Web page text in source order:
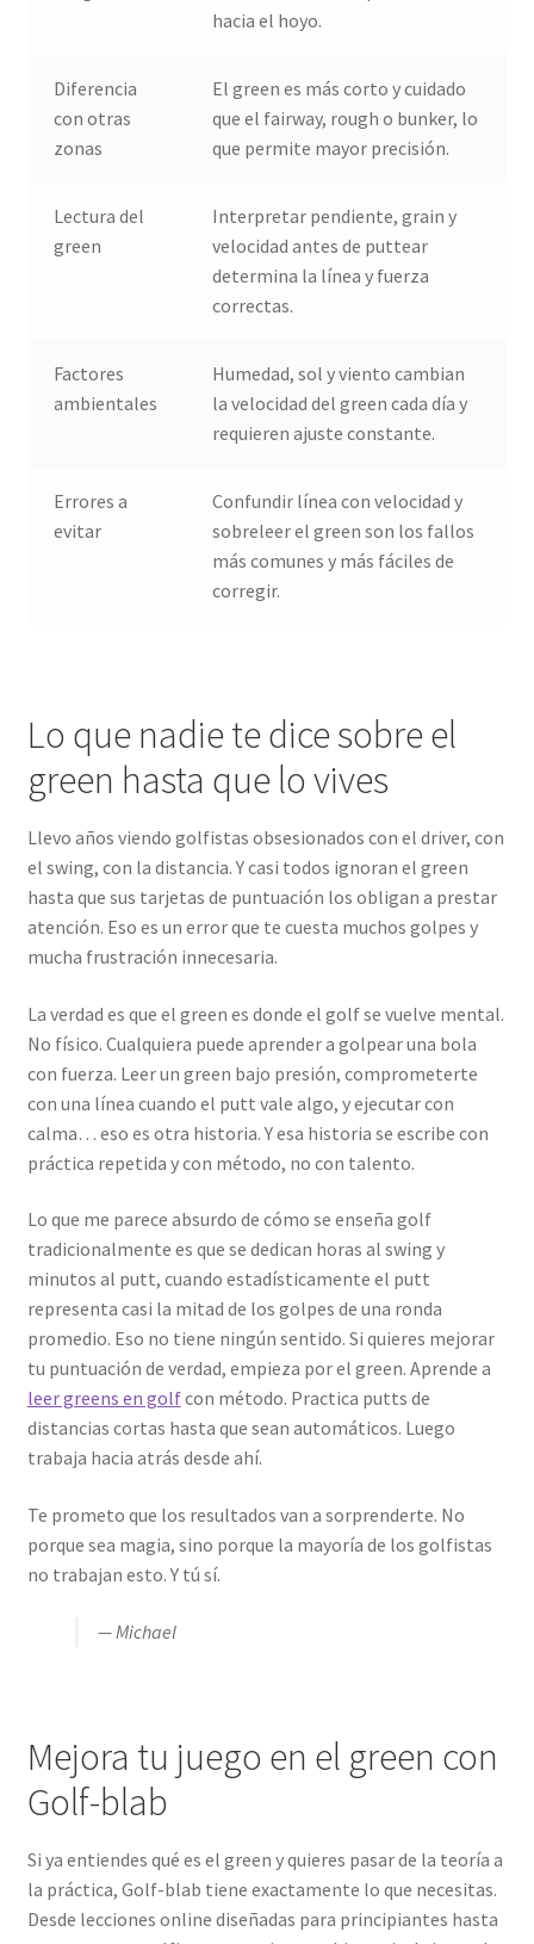
hacia el hoyo.
Diferencia
con otras
zonas
El green es más corto y cuidado
que el fairway, rough o bunker, lo
que permite mayor precisión.
Lectura del
green
Interpretar pendiente, grain y
velocidad antes de puttear
determina la línea y fuerza
correctas.
Factores
ambientales
Humedad, sol y viento cambian
la velocidad del green cada día y
requieren ajuste constante.
Errores a
evitar
Confundir línea con velocidad y
sobreleer el green son los fallos
más comunes y más fáciles de
corregir.
Lo que nadie te dice sobre el
green hasta que lo vives
Llevo años viendo golfistas obsesionados con el driver, con
el swing, con la distancia. Y casi todos ignoran el green
hasta que sus tarjetas de puntuación los obligan a prestar
atención. Eso es un error que te cuesta muchos golpes y
mucha frustración innecesaria.
La verdad es que el green es donde el golf se vuelve mental.
No físico. Cualquiera puede aprender a golpear una bola
con fuerza. Leer un green bajo presión, comprometerte
con una línea cuando el putt vale algo, y ejecutar con
calma… eso es otra historia. Y esa historia se escribe con
práctica repetida y con método, no con talento.
Lo que me parece absurdo de cómo se enseña golf
tradicionalmente es que se dedican horas al swing y
minutos al putt, cuando estadísticamente el putt
representa casi la mitad de los golpes de una ronda
promedio. Eso no tiene ningún sentido. Si quieres mejorar
tu puntuación de verdad, empieza por el green. Aprende a
leer greens en golfcon método. Practica putts de
distancias cortas hasta que sean automáticos. Luego
trabaja hacia atrás desde ahí.
Te prometo que los resultados van a sorprenderte. No
porque sea magia, sino porque la mayoría de los golfistas
no trabajan esto. Y tú sí.
— Michael
Mejora tu juego en el green con
Golf-blab
Si ya entiendes qué es el green y quieres pasar de la teoría a
la práctica, Golf-blab tiene exactamente lo que necesitas.
Desde lecciones online diseñadas para principiantes hasta